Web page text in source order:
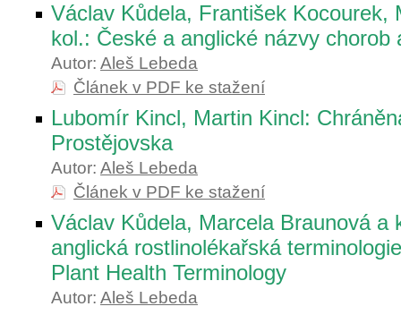
Václav Kůdela, František Kocourek,
kol.: České a anglické názvy chorob
Autor: Aleš Lebeda
Článek v PDF ke stažení
Lubomír Kincl, Martin Kincl:
Prostějovska
Autor: Aleš Lebeda
Článek v PDF ke stažení
Václav Kůdela, Marcela Braunová a
anglická rostlinolékařská
Plant Health Terminology
Autor: Aleš Lebeda